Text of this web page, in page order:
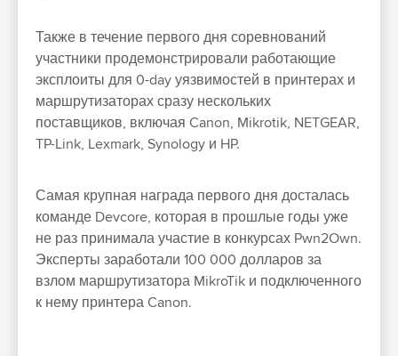
Также в течение первого дня соревнований
участники продемонстрировали работающие
эксплоиты для 0-day уязвимостей в принтерах и
маршрутизаторах сразу нескольких
поставщиков, включая Canon, Mikrotik, NETGEAR,
TP-Link, Lexmark, Synology и HP.
Самая крупная награда первого дня досталась
команде Devcore, которая в прошлые годы уже
не раз принимала участие в конкурсах Pwn2Own.
Эксперты заработали 100 000 долларов за
взлом маршрутизатора MikroTik и подключенного
к нему принтера Canon.